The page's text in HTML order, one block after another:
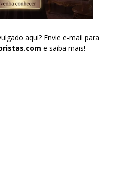
aqui? Envie e-mail para
e saiba mais!